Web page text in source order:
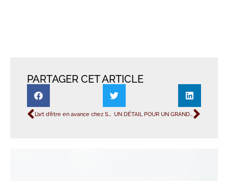
PARTAGER CET ARTICLE
L’art d’être en avance chez Satab UN DÉTAIL POUR UN GRAND IMPACT